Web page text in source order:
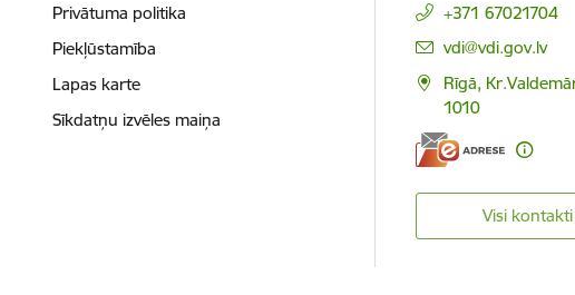
Privātuma politika
Piekļūstamība
Lapas karte
Sīkdatņu izvēles maiņa
+371 67021704
E-pasts:
vdi@vdi.gov.lv
Rīgā,
1010
Visi kontakti